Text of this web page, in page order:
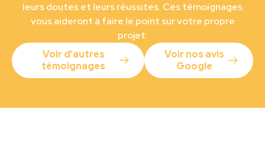
leurs doutes et leurs réussites. Ces témoignages
vous aideront à faire le point sur votre propre
projet.
Voir d’autres
témoignages
Voir nos avis
Google